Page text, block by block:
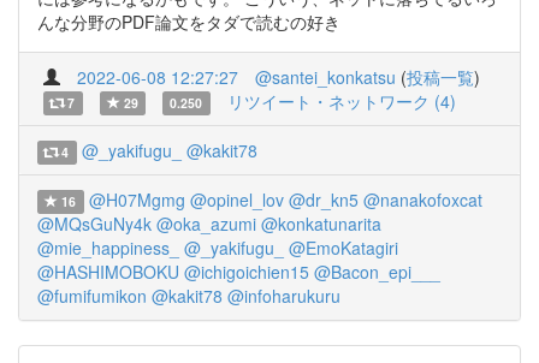
んな分野のPDF論文をタダで読むの好き
2022-06-08 12:27:27 @santei_konkatsu (投稿一覧)
7 29 0.250 リツイート・ネットワーク (4)
4 @_yakifugu_ @kakit78
16 @H07Mgmg @opinel_lov @dr_kn5 @nanakofoxcat
@MQsGuNy4k @oka_azumi @konkatunarita
@mie_happiness_ @_yakifugu_
@EmoKatagiri
@HASHIMOBOKU @ichigoichien15 @Bacon_epi___
@fumifumikon @kakit78 @infoharukuru